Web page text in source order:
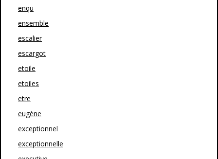
enqu
ensemble
escalier
escargot
etoile
etoiles
etre
eugène
exceptionnel
exceptionnelle